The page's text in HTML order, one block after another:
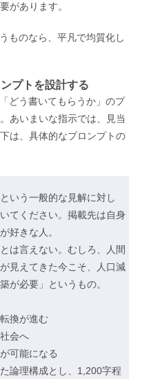
があります。
ものなら、平凡で均質化し
プトを設計する
どう書いてもらうか」のプ
あいまいな指示では、見当
は、具体的なプロンプトの
いう一般的な見解に対し
てください。掲載先は自身
好きな人。
は言えない。むしろ、人間
見えてきた今こそ、人口減
が必要」というもの。
換が進む
会へ
可能になる
論理構成とし、1,200字程